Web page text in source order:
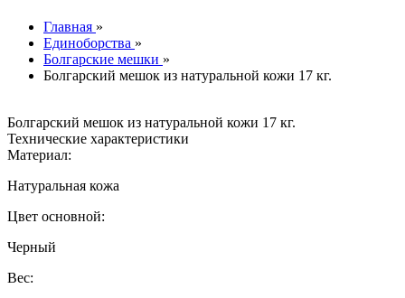
Главная »
Единоборства »
Болгарские мешки »
Болгарский мешок из натуральной кожи 17 кг.
Болгарский мешок из натуральной кожи 17 кг.
Технические характеристики
Материал:
Натуральная кожа
Цвет основной:
Черный
Вес: